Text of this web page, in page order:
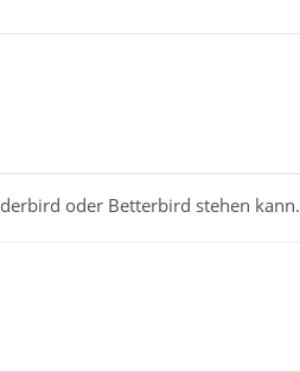
oder Betterbird stehen kann.